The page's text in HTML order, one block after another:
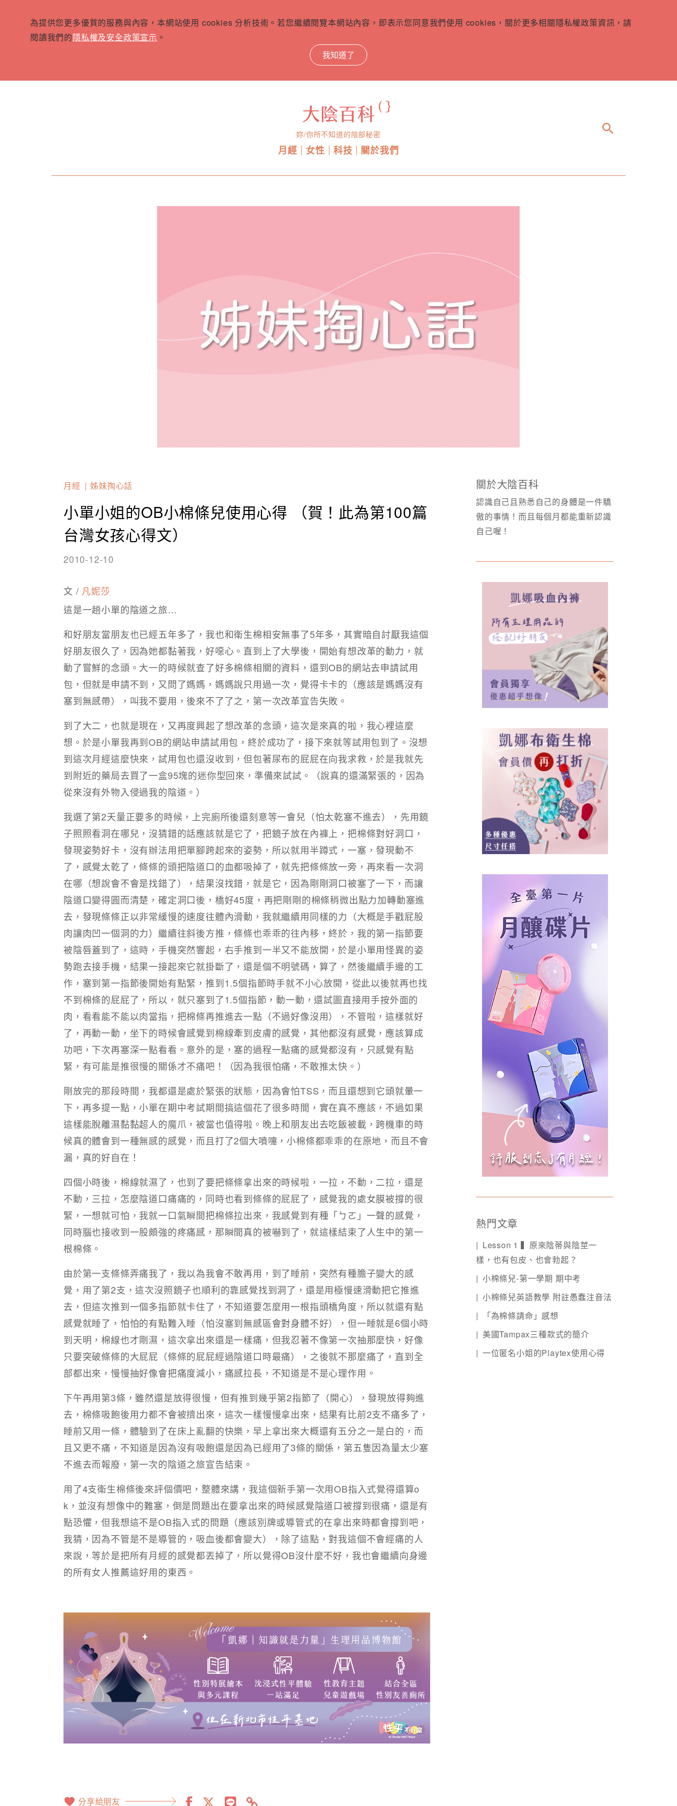
為提供您更多優質的服務與內容，本網站使用 cookies 分析技術。若您繼續閱覽本網站內容，即表示您同意我們使用 cookies，關於更多相關隱私權政策資訊，請
閱讀我們的隱私權及安全政策宣示 。
我知道了
妳/你所不知道的陰部秘密
月經 女性 科技 關於我們
search
月經 姊妹掏心話
小單小姐的OB小棉條兒使用心得 （賀！此為第100篇
台灣女孩心得文）
2010-12-10
文 / 凡妮莎
這是一趟小單的陰道之旅…
和好朋友當朋友也已經五年多了，我也和衛生棉相安無事了5年多，其實暗自討厭我這個
好朋友很久了，因為她都黏著我，好噁心。直到上了大學後，開始有想改革的動力，就
動了嘗鮮的念頭。大一的時候就查了好多棉條相關的資料，還到OB的網站去申請試用
包，但就是申請不到，又問了媽媽，媽媽說只用過一次，覺得卡卡的（應該是媽媽沒有
塞到無感帶），叫我不要用，後來不了了之，第一次改革宣告失敗。
到了大二，也就是現在，又再度興起了想改革的念頭，這次是來真的啦，我心裡這麼
想。於是小單我再到OB的網站申請試用包，終於成功了，接下來就等試用包到了。沒想
到這次月經這麼快來，試用包也還沒收到，但包著尿布的屁屁在向我求救，於是我就先
到附近的藥局去買了一盒95塊的迷你型回來，準備來試試。（說真的還滿緊張的，因為
從來沒有外物入侵過我的陰道。）
我選了第2天量正要多的時候，上完廁所後還刻意等一會兒（怕太乾塞不進去），先用鏡
子照照看洞在哪兒，沒猜錯的話應該就是它了，把鏡子放在內褲上，把棉條對好洞口，
發現姿勢好卡，沒有辦法用把單腳跨起來的姿勢，所以就用半蹲式，一塞，發現動不
了，感覺太乾了，條條的頭把陰道口的血都吸掉了，就先把條條放一旁，再來看一次洞
在哪（想說會不會是找錯了），結果沒找錯，就是它，因為剛剛洞口被塞了一下，而讓
陰道口變得圓而清楚，確定洞口後，橋好45度，再把剛剛的棉條稍微出點力加轉動塞進
去，發現條條正以非常緩慢的速度往體內滑動，我就繼續用同樣的力（大概是手戳屁股
肉讓肉凹一個洞的力）繼續往斜後方推，條條也乖乖的往內移，終於，我的第一指節要
被陰唇蓋到了，這時，手機突然響起，右手推到一半又不能放開，於是小單用怪異的姿
勢跑去接手機，結果一接起來它就掛斷了，還是個不明號碼，算了，然後繼續手邊的工
作，塞到第一指節後開始有點緊，推到1.5個指節時手就不小心放開，從此以後就再也找
不到棉條的屁屁了，所以，就只塞到了1.5個指節，動一動，還試圖直接用手按外面的
肉，看看能不能以肉當指，把棉條再推進去一點（不過好像沒用），不管啦，這樣就好
了，再動一動，坐下的時候會感覺到棉線牽到皮膚的感覺，其他都沒有感覺，應該算成
功吧，下次再塞深一點看看。意外的是，塞的過程一點痛的感覺都沒有，只感覺有點
緊，有可能是推很慢的關係才不痛吧！（因為我很怕痛，不敢推太快。）
剛放完的那段時間，我都還是處於緊張的狀態，因為會怕TSS，而且還想到它頭就暈一
下，再多提一點，小單在期中考試期間搞這個花了很多時間，實在真不應該，不過如果
這樣能脫離濕黏黏超人的魔爪，被當也值得啦。晚上和朋友出去吃飯被載，跨機車的時
候真的體會到一種無感的感覺，而且打了2個大噴嚏，小棉條都乖乖的在原地，而且不會
漏，真的好自在！
四個小時後，棉線就濕了，也到了要把條條拿出來的時候啦，一拉，不動，二拉，還是
不動，三拉，怎麼陰道口痛痛的，同時也看到條條的屁屁了，感覺我的處女膜被撐的很
緊，一想就可怕，我就一口氣瞬間把棉條拉出來，我感覺到有種「ㄅㄛ」一聲的感覺，
同時腦也接收到一股頗強的疼痛感，那瞬間真的被嚇到了，就這樣結束了人生中的第一
根棉條。
由於第一支條條弄痛我了，我以為我會不敢再用，到了睡前，突然有種膽子變大的感
覺，用了第2支，這次沒照鏡子也順利的靠感覺找到洞了，還是用極慢速滑動把它推進
去，但這次推到一個多指節就卡住了，不知道要怎麼用一根指頭橋角度，所以就還有點
感覺就睡了，怕怕的有點難入睡（怕沒塞到無感區會對身體不好），但一睡就是6個小時
到天明，棉線也才剛濕，這次拿出來還是一樣痛，但我忍著不像第一次抽那麼快，好像
只要突破條條的大屁屁（條條的屁屁經過陰道口時最痛），之後就不那麼痛了，直到全
部都出來，慢慢抽好像會把痛度減小，痛感拉長，不知道是不是心理作用。
下午再用第3條，雖然還是放得很慢，但有推到幾乎第2指節了（開心），發現放得夠進
去，棉條吸飽後用力都不會被擠出來，這次一樣慢慢拿出來，結果有比前2支不痛多了，
睡前又用一條，體驗到了在床上亂翻的快樂，早上拿出來大概還有五分之一是白的，而
且又更不痛，不知道是因為沒有吸飽還是因為已經用了3條的關係，第五隻因為量太少塞
不進去而報廢，第一次的陰道之旅宣告結束。
用了4支衛生棉條後來評個價吧，整體來講，我這個新手第一次用OB指入式覺得還算o
k，並沒有想像中的難塞，倒是問題出在要拿出來的時候感覺陰道口被撐到很痛，還是有
點恐懼，但我想這不是OB指入式的問題（應該別牌或導管式的在拿出來時都會撐到吧，
我猜，因為不管是不是導管的，吸血後都會變大），除了這點，對我這個不會經痛的人
來說，等於是把所有月經的感覺都丟掉了，所以覺得OB沒什麼不好，我也會繼續向身邊
的所有女人推薦這好用的東西。
分享給朋友
關於大陰百科
認識自己且熟悉自己的身體是一件驕
傲的事情！而且每個月都能重新認識
自己喔！
熱門文章
Lesson 1 ▍原來陰蒂與陰莖一
樣，也有包皮、也會勃起？
小棉條兒-第一學期 期中考
小棉條兒英語教學 附註愚蠢注音法
「為棉條請命」感想
美國Tampax三種款式的簡介
一位匿名小姐的Playtex使用心得